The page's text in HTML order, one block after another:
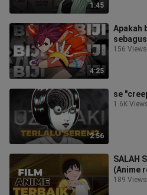
1:45
4:25
Apakah
156 Views
2:56
se
1.6K
SALAH
(Anime
189 Views